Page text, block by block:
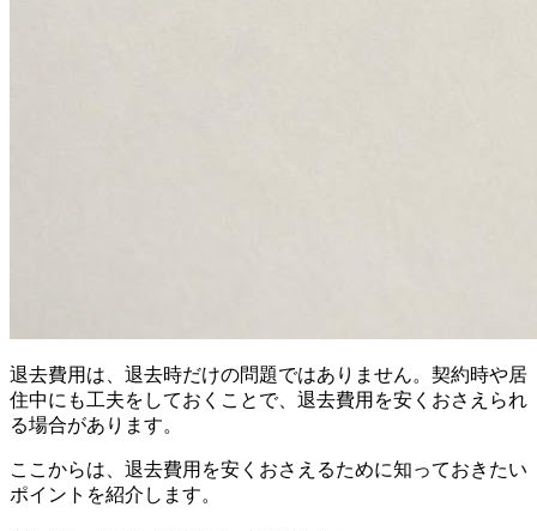
退去費用は、退去時だけの問題ではありません。契約時や居
住中にも工夫をしておくことで、退去費用を安くおさえられ
る場合があります。
ここからは、退去費用を安くおさえるために知っておきたい
ポイントを紹介します。